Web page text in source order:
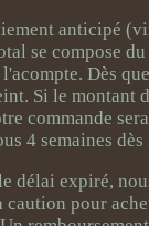
anticipé
se compose
Dès
Si le montant
commande
4 semaines
délai expiré,
caution pour